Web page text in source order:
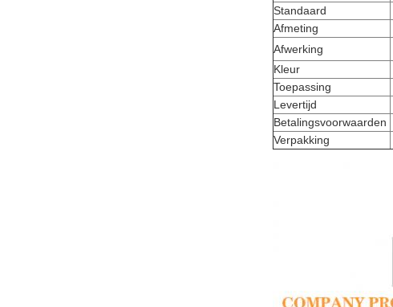
Standaard
Afmeting
Afwerking
Kleur
Toepassing
Levertijd
Betalingsvoorwaarden
Verpakking